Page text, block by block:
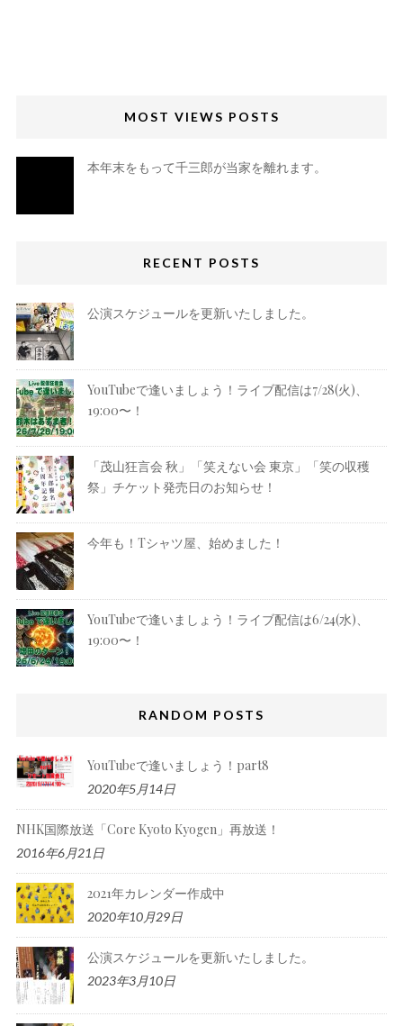
MOST VIEWS POSTS
本年末をもって千三郎が当家を離れます。
RECENT POSTS
公演スケジュールを更新いたしました。
YouTubeで逢いましょう！ライブ配信は7/28(火)、
19:00〜！
「茂山狂言会 秋」「笑えない会 東京」「笑の収穫
祭」チケット発売日のお知らせ！
今年も！Tシャツ屋、始めました！
YouTubeで逢いましょう！ライブ配信は6/24(水)、
19:00〜！
RANDOM POSTS
YouTubeで逢いましょう！part8
2020年5月14日
NHK国際放送「Core Kyoto Kyogen」再放送！
2016年6月21日
2021年カレンダー作成中
2020年10月29日
公演スケジュールを更新いたしました。
2023年3月10日